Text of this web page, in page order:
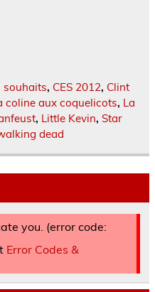
souhaits, CES 2012, Clint
coline aux coquelicots, La
, Little Kevin, Star
dead
you. (error code:
Error Codes &